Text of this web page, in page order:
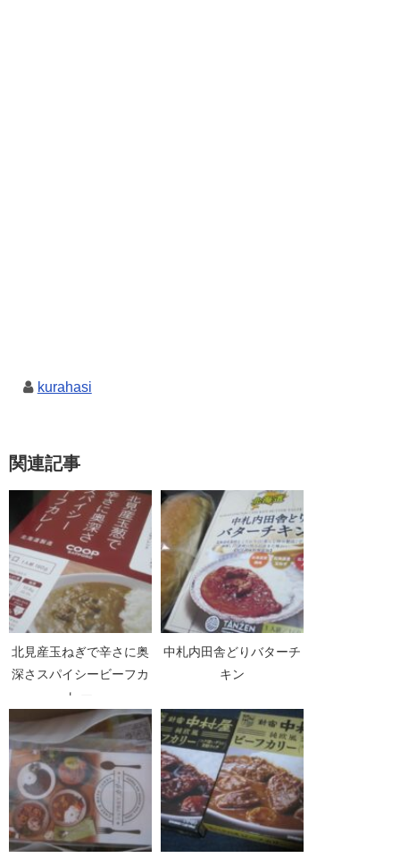
kurahasi
関連記事
北見産玉ねぎで辛さに奥
深さスパイシービーフカ
レー
中札内田舎どりバターチ
キン